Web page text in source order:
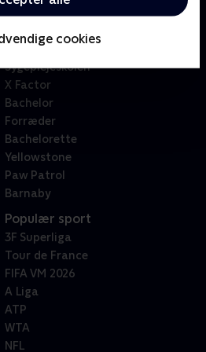
cookies
Badehotellet
Sygeplejeskolen
X Factor
Bachelor
Forræder
Bachelorette
Yellowstone
Paw Patrol
Barnaby
Populær sport
3F Superliga
Tour de France
FIFA VM 2026
A Liga
ATP
WTA
NFL